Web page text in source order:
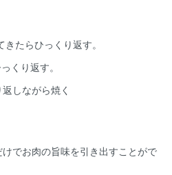
たらひっくり返す。
くり返す。
しながら焼く
でお肉の旨味を引き出すことがで